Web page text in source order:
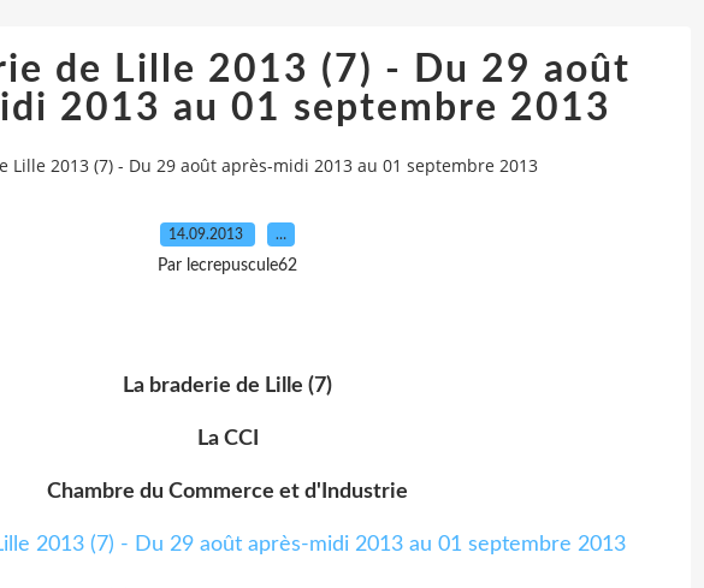
de Lille 2013 (7) - Du 29 août
2013 au 01 septembre 2013
Lille 2013 (7) - Du 29 août après-midi 2013 au 01 septembre 2013
14.09.2013 …
Par lecrepuscule62
La braderie de Lille (7)
La CCI
Chambre du Commerce et d'Industrie